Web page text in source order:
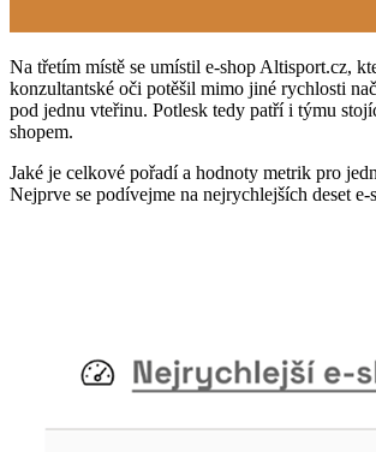
Na třetím místě se umístil e-shop Altisport.cz,
konzultantské oči potěšil mimo jiné rychlosti
pod jednu vteřinu. Potlesk tedy patří i týmu
shopem.
Jaké je celkové pořadí a hodnoty metrik pro
Nejprve se podívejme na nejrychlejších deset e-